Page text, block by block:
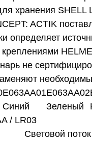
хранения SHELL
ACTIK
определяет
не
E063AA01E063AA02
Синий Зеленый
/ LR03
Световой поток